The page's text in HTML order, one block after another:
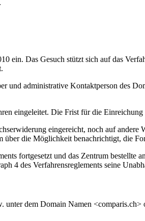
ein. Das Gesuch stützt sich auf das
administrative Kontaktperson des
eingeleitet. Die Frist für die
eingereicht, noch auf
die Möglichkeit benachrichtigt, die
fortgesetzt und das Zentrum
4 des Verfahrensreglements seine
dem Domain Namen <comparis.ch>